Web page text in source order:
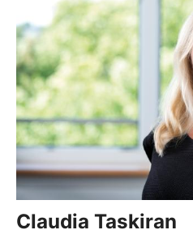
Claudia Taskiran